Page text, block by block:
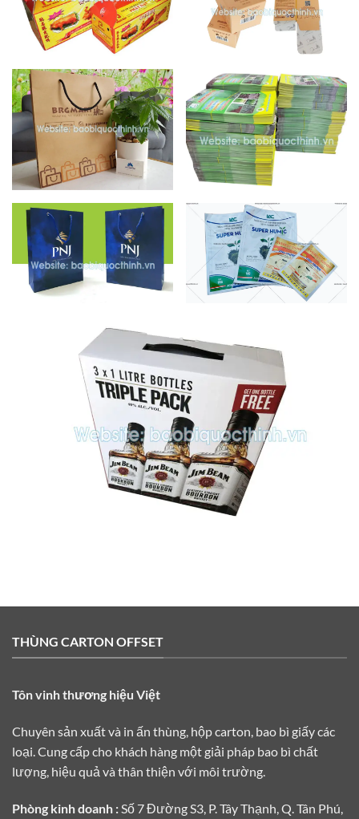
THÙNG CARTON OFFSET
Tôn vinh thương hiệu Việt
Chuyên sản xuất và in ấn thùng, hộp carton, bao bì giấy các
loại. Cung cấp cho khách hàng một giải pháp bao bì chất
lượng, hiệu quả và thân thiện với môi trường.
Phòng kinh doanh : Số 7 Đường S3, P. Tây Thạnh, Q. Tân Phú,